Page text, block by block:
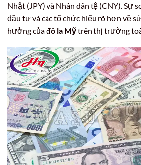
Nhật (JPY) và Nhân dân tệ (CNY). Sự
đầu tư và các tổ chức hiểu rõ hơn về
hưởng củađô la Mỹtrên thị trường